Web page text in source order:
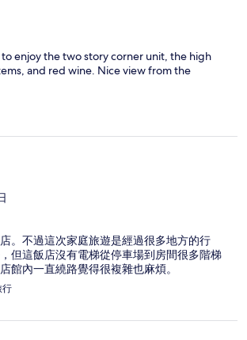
enjoy the two story corner unit, the high
and red wine. Nice view from the
。不過這次家庭旅遊是經過很多地方的行
但這飯店沒有電梯從停車場到房間很多階梯
館內一直繞路覺得很複雜也麻煩。
行